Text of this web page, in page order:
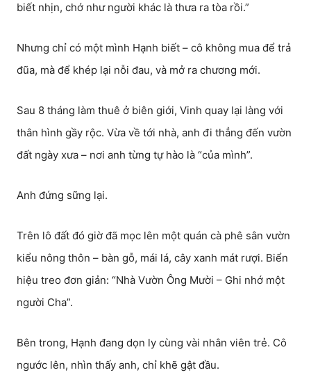
biết nhịn, chớ như người khác là thưa ra tòa rồi.”
Nhưng chỉ có một mình Hạnh biết – cô không mua để trả
đũa, mà để khép lại nỗi đau, và mở ra chương mới.
Sau 8 tháng làm thuê ở biên giới, Vinh quay lại làng với
thân hình gầy rộc. Vừa về tới nhà, anh đi thẳng đến vườn
đất ngày xưa – nơi anh từng tự hào là “của mình”.
Anh đứng sững lại.
Trên lô đất đó giờ đã mọc lên một quán cà phê sân vườn
kiểu nông thôn – bàn gỗ, mái lá, cây xanh mát rượi. Biển
hiệu treo đơn giản: “Nhà Vườn Ông Mười – Ghi nhớ một
người Cha”.
Bên trong, Hạnh đang dọn ly cùng vài nhân viên trẻ. Cô
ngước lên, nhìn thấy anh, chỉ khẽ gật đầu.